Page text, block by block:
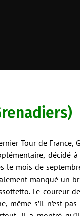
Tour de France,
décidé
le mois de
manqué un
Le coureur
même s’il n’est